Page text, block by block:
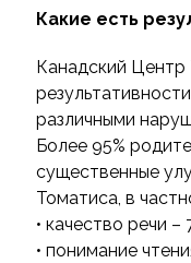
Какие есть
Канадский Центр
различными
Более 95%
существенные
Томатиса, в
• качество речи –
• понимание